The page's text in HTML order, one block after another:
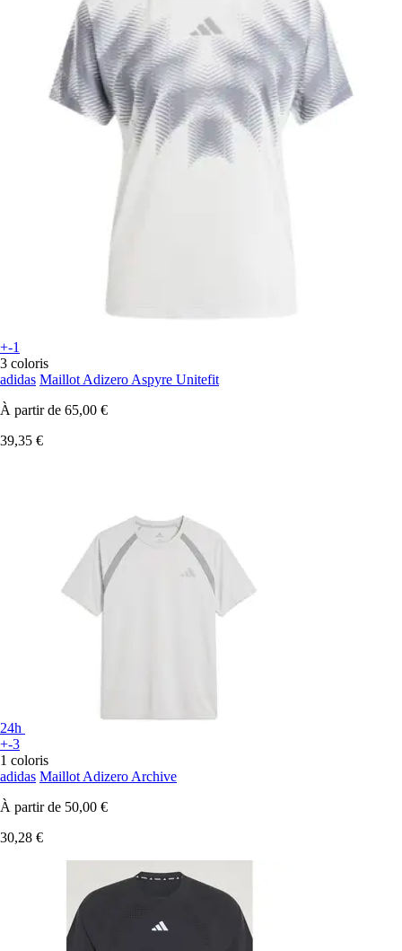
+-1
3 coloris
adidas Maillot Adizero Aspyre Unitefit
À partir de 65,00 €
39,35 €
24h
+-3
1 coloris
adidas Maillot Adizero Archive
À partir de 50,00 €
30,28 €